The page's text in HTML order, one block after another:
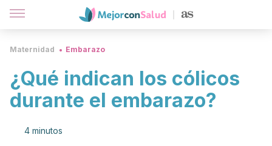
Maternidad Embarazo
¿Qué indican los cólicos
durante el embarazo?
4 minutos